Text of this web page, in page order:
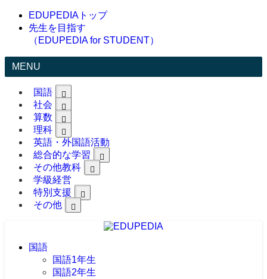
EDUPEDIAトップ
先生を目指す
（EDUPEDIA for STUDENT）
MENU
国語
社会
算数
理科
英語・外国語活動
総合的な学習
その他教科
学級経営
特別支援
その他
国語
国語1年生
国語2年生